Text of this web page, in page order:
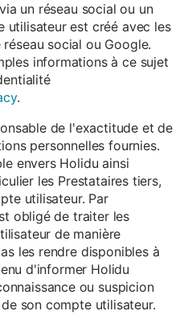
un réseau social ou un
utilisateur est créé avec les
social ou Google.
informations à ce sujet
.
de l'exactitude et de
personnelles fournies.
envers Holidu ainsi
les Prestataires tiers,
utilisateur. Par
obligé de traiter les
de manière
les rendre disponibles à
d'informer Holidu
ou suspicion
son compte utilisateur.